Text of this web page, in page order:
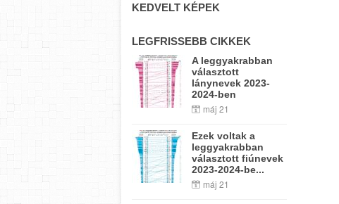
KEDVELT KÉPEK
LEGFRISSEBB CIKKEK
A leggyakrabban
választott
lánynevek 2023-
2024-ben
máj 21
Ezek voltak a
leggyakrabban
választott fiúnevek
2023-2024-be...
máj 21